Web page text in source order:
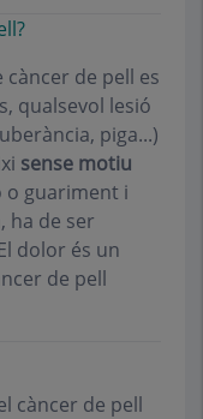
de pell es
qualsevol lesió
piga...)
sense motiu
o guariment i
ha de ser
dolor és un
de pell
càncer de pell